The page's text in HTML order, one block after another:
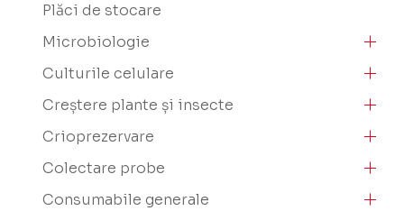
Plăci de stocare
Microbiologie
Culturile celulare
Creștere plante și insecte
Crioprezervare
Colectare probe
Consumabile generale